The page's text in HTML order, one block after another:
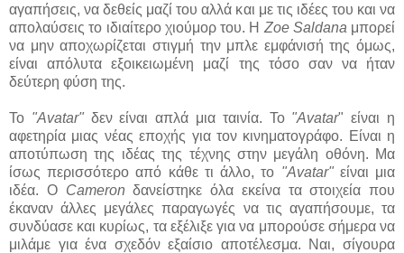
αγαπήσεις, να δεθείς μαζί του αλλά και με τις ιδέες του και να
απολαύσεις το ιδιαίτερο χιούμορ του. Η Zoe Saldana μπορεί
να μην αποχωρίζεται στιγμή την μπλε εμφάνισή της όμως,
είναι απόλυτα εξοικειωμένη μαζί της τόσο σαν να ήταν
δεύτερη φύση της.
Το "Avatar"δεν είναι απλά μια ταινία. Το "Avatar" είναι η
αφετηρία μιας νέας εποχής για τον κινηματογράφο. Είναι η
αποτύπωση της ιδέας της τέχνης στην μεγάλη οθόνη. Μα
ίσως περισσότερο από κάθε τι άλλο, το "Avatar"είναι μια
ιδέα. Ο Cameronδανείστηκε όλα εκείνα τα στοιχεία που
έκαναν άλλες μεγάλες παραγωγές να τις αγαπήσουμε, τα
συνδύασε και κυρίως, τα εξέλιξε για να μπορούσε σήμερα να
μιλάμε για ένα σχεδόν εξαίσιο αποτέλεσμα. Ναι, σίγουρα